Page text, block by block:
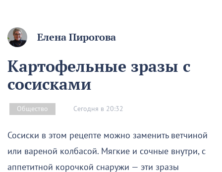
Елена Пирогова
Картофельные зразы с
сосисками
Общество Сегодня в 20:32
Сосиски в этом рецепте можно заменить ветчиной
или вареной колбасой. Мягкие и сочные внутри, с
аппетитной корочкой снаружи — эти зразы